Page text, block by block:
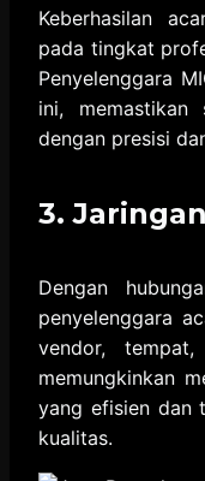
Keberhasilan
pada tingkat
Penyelenggara
ini, memastikan
dengan presisi
3.
Dengan
penyelenggara
vendor,
memungkinkan
yang efisien dan
kualitas.